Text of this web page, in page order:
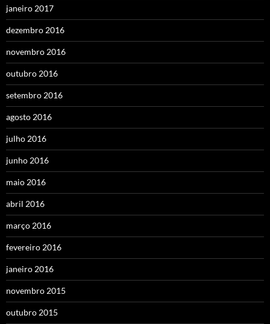
janeiro 2017
dezembro 2016
novembro 2016
outubro 2016
setembro 2016
agosto 2016
julho 2016
junho 2016
maio 2016
abril 2016
março 2016
fevereiro 2016
janeiro 2016
novembro 2015
outubro 2015